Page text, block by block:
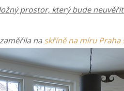
prostor, který bude
na skříně na míru Praha